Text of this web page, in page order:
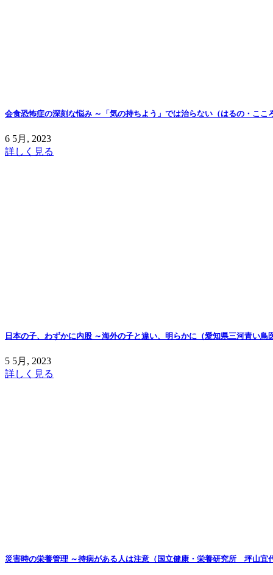
会食恐怖症の深刻な悩み ～「気の持ちよう」では治らない（はるの・こ
6 5月, 2023
詳しく見る
日本の子、わずかに内股 ～海外の子と違い、明らかに（愛知県三河青い
5 5月, 2023
詳しく見る
災害時の栄養管理 ～持病がある人は注意（国立健康・栄養研究所 坪山宜